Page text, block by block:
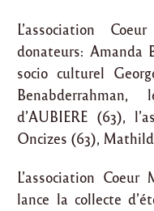
L’association
donateurs: Amanda
socio culturel
d’AUBIERE (63),
Oncizes (63),
L’association
lance la collecte